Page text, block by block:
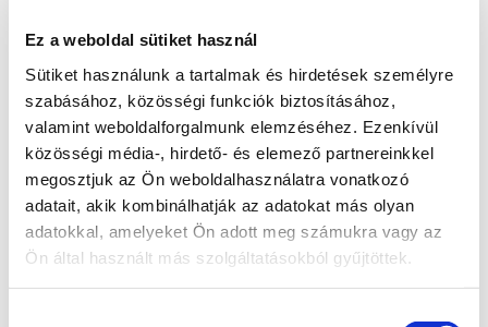
Ez a weboldal sütiket használ
Sütiket használunk a tartalmak és hirdetések személyre
szabásához, közösségi funkciók biztosításához,
valamint weboldalforgalmunk elemzéséhez. Ezenkívül
közösségi média-, hirdető- és elemező partnereinkkel
megosztjuk az Ön weboldalhasználatra vonatkozó
adatait, akik kombinálhatják az adatokat más olyan
adatokkal, amelyeket Ön adott meg számukra vagy az
Ön által használt más szolgáltatásokból gyűjtöttek.
Adatvédelem
Adózás
Bejelentővédelem
Compliance
EU jog
Fogyasztóvédelem